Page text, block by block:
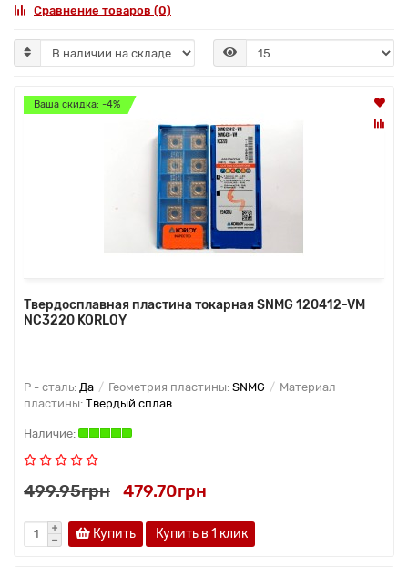
Сравнение товаров (0)
Ваша скидка: -4%
Твердосплавная пластина токарная SNMG 120412-VM
NC3220 KORLOY
P - сталь: Да Геометрия пластины: SNMG
Материал
пластины: Твердый сплав
499.95грн 479.70грн
Купить Купить в 1 клик